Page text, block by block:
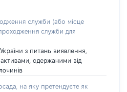
служби (або місце
служби для
з питань виявлення,
одержаними від
на яку претендуєте як